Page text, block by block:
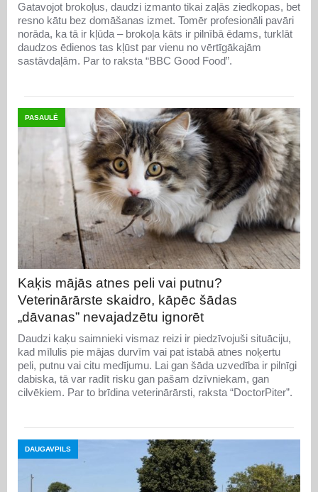
Gatavojot brokoļus, daudzi izmanto tikai zaļās ziedkopas, bet
resno kātu bez domāšanas izmet. Tomēr profesionāli pavāri
norāda, ka tā ir kļūda – brokoļa kāts ir pilnībā ēdams, turklāt
daudzos ēdienos tas kļūst par vienu no vērtīgākajām
sastāvdaļām. Par to raksta “BBC Good Food”.
PASAULĒ
Kaķis mājās atnes peli vai putnu?
Veterinārārste skaidro, kāpēc šādas
„dāvanas” nevajadzētu ignorēt
Daudzi kaķu saimnieki vismaz reizi ir piedzīvojuši situāciju,
kad mīlulis pie mājas durvīm vai pat istabā atnes noķertu
peli, putnu vai citu medījumu. Lai gan šāda uzvedība ir pilnīgi
dabiska, tā var radīt risku gan pašam dzīvniekam, gan
cilvēkiem. Par to brīdina veterinārārsti, raksta “DoctorPiter”.
DAUGAVPILS